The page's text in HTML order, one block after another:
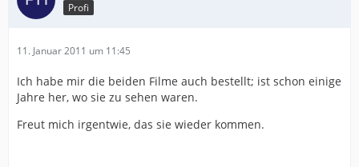
Profi
11. Januar 2011 um 11:45
Ich habe mir die beiden Filme auch bestellt; ist schon einige
Jahre her, wo sie zu sehen waren.
Freut mich irgentwie, das sie wieder kommen.